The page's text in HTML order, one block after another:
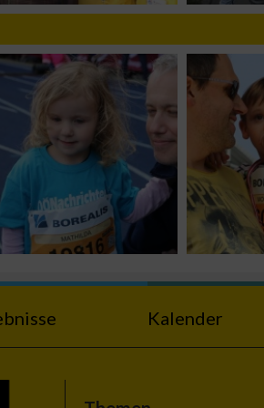
Kalender
von Daten aus